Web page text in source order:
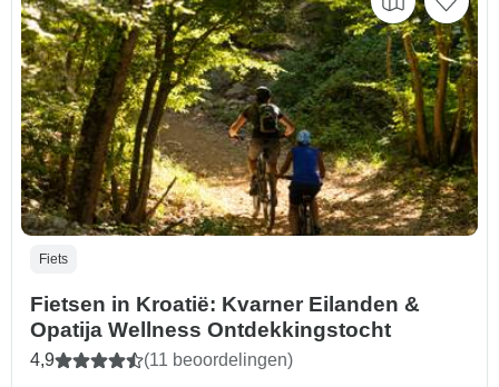
Fiets
Fietsen in Kroatië: Kvarner Eilanden &
Opatija Wellness Ontdekkingstocht
4,9 (11 beoordelingen)